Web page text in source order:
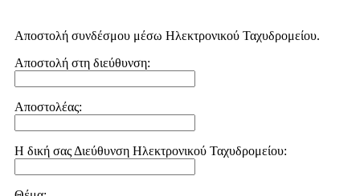
Αποστολή συνδέσμου μέσω Ηλεκτρονικού Ταχυδρομείου.
Αποστολή στη διεύθυνση:
Αποστολέας:
Η δική σας Διεύθυνση Ηλεκτρονικού Ταχυδρομείου: